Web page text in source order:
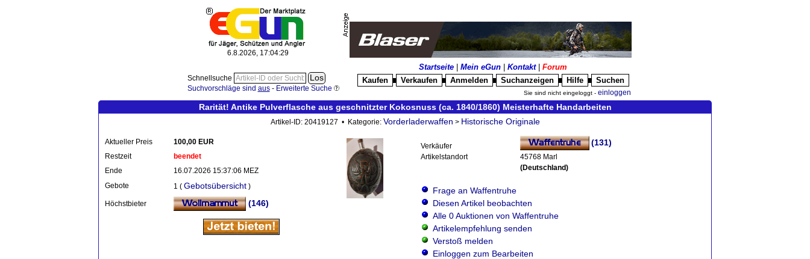
6.8.2026, 17:04:29
Schnellsuche
Suchvorschläge sind aus- Erweiterte Suche
Startseite Mein eGun Kontakt| Forum
Kaufen
Verkaufen Anmelden Suchanzeigen Hilfe Suchen
Sie sind nicht eingeloggt - einloggen
Rarität! Antike Pulverflasche aus geschnitzter Kokosnuss (ca. 1840/1860) Meisterhafte Handarbeiten
Artikel-ID: 20419127 • Kategorie: Vorderladerwaffen > Historische Originale
Aktueller Preis
100,00 EUR
Restzeit
beendet
Ende
16.07.2026 15:37:06 MEZ
Gebote
1 ( Gebotsübersicht )
Höchstbieter (146)
Verkäufer (131)
Artikelstandort
45768 Marl
(Deutschland)
Frage an Waffentruhe
Diesen Artikel beobachten
Alle 0 Auktionen von Waffentruhe
Artikelempfehlung senden
Verstoß melden
Einloggen zum Bearbeiten